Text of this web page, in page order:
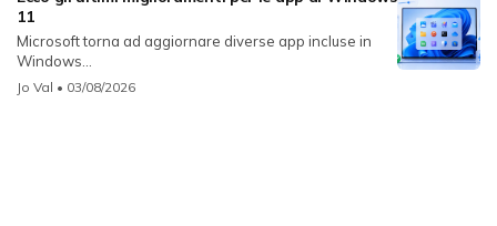
11
Microsoft torna ad aggiornare diverse app incluse in
Windows...
Jo Val • 03/08/2026